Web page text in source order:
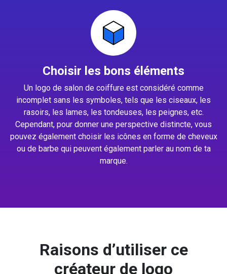
Choisir les bons éléments
Un logo de salon de coiffure est considéré comme
incomplet sans les symboles, tels que les ciseaux, les
rasoirs, les lames, les tondeuses, les peignes, etc.
Cependant, pour donner une perspective distincte, vous
pouvez également choisir les icônes en forme de cheveux
ou de barbe qui peuvent également parler au nom de ta
marque.
Raisons d’utiliser ce
créateur de logo